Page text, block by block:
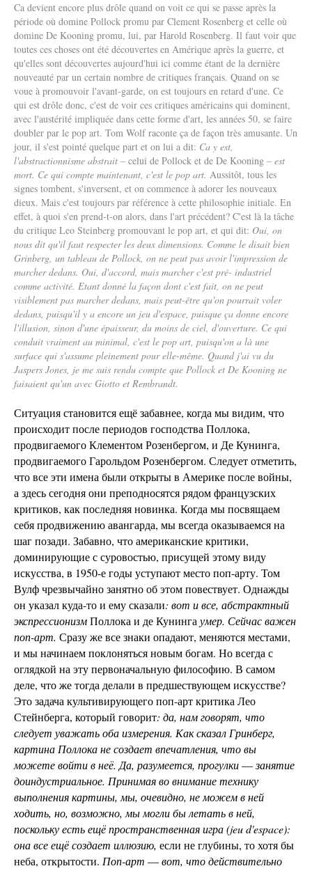
Ca devient encore plus drôle quand on voit ce qui se passe après la
période où domine Pollock promu par Clement Rosenberg et celle où
domine De Kooning promu, lui, par Harold Rosenberg. Il faut voir que
toutes ces choses ont été découvertes en Amérique après la guerre, et
qu'elles sont découvertes aujourd'hui ici comme étant de la dernière
nouveauté par un certain nombre de critiques français. Quand on se
voue à promouvoir l'avant-garde, on est toujours en retard d'une. Ce
qui est drôle donc, c'est de voir ces critiques américains qui dominent,
avec l'austérité impliquée dans cette forme d'art, les années 50, se faire
doubler par le pop art. Tom Wolf raconte ça de façon très amusante. Un
jour, il s'est pointé quelque part et on lui a dit: Ca y est,
l'abstractionnisme abstrait – celui de Pollock et de De Kooning – est
mort. Ce qui compte maintenant, c'est le pop art. Aussitôt, tous les
signes tombent, s'inversent, et on commence à adorer les nouveaux
dieux. Mais c'est toujours par référence à cette philosophie initiale. En
effet, à quoi s'en prend-t-on alors, dans l'art précédent? C'est là la tâche
du critique Leo Steinberg promouvant le pop art, et qui dit: Oui, on
nous dit qu'il faut respecter les deux dimensions. Comme le disait bien
Grinberg, un tableau de Pollock, on ne peut pas avoir l'impression de
marcher dedans. Oui, d'accord, mais marcher c'est pré- industriel
comme activité. Etant donné la façon dont c'est fait, on ne peut
visiblement pas marcher dedans, mais peut-être qu'on pourrait voler
dedans, puisqu'il y a encore un jeu d'espace, puisque ça donne encore
l'illusion, sinon d'une épaisseur, du moins de ciel, d'ouverture. Ce qui
conduit vraiment au minimal, c'est le pop art, puisqu'on a là une
surface qui s'assume pleinement pour elle-même. Quand j'ai vu du
Jaspers Jones, je me suis rendu compte que Pollock et De Kooning ne
faisaient qu'un avec Giotto et Rembrandt.
Ситуация становится ещё забавнее, когда мы видим, что
происходит после периодов господства Поллока,
продвигаемого Клементом Розенбергом, и Де Кунинга,
продвигаемого Гарольдом Розенбергом. Следует отметить,
что все эти имена были открыты в Америке после войны,
а здесь сегодня они преподносятся рядом французских
критиков, как последняя новинка. Когда мы посвящаем
себя продвижению авангарда, мы всегда оказываемся на
шаг позади. Забавно, что американские критики,
доминирующие с суровостью, присущей этому виду
искусства, в 1950-е годы уступают место поп-арту. Том
Вулф чрезвычайно занятно об этом повествует. Однажды
он указал куда-то и ему сказали: вот и все, абстрактный
экспрессионизмПоллока и де Кунинга умер. Сейчас важен
поп-арт. Сразу же все знаки опадают, меняются местами,
и мы начинаем поклоняться новым богам. Но всегда с
оглядкой на эту первоначальную философию. В самом
деле, что же тогда делали в предшествующем искусстве?
Это задача культивирующего поп-арт критика Лео
Стейнберга, который говорит: да, нам говорят, что
следует уважать оба измерения. Как сказал Гринберг,
картина Поллока не создает впечатления, что вы
можете войти в неё. Да, разумеется, прогулки—занятие
доиндустриальное. Принимая во внимание технику
выполнения картины, мы, очевидно, не можем в ней
ходить, но, возможно, мы могли бы летать в ней,
поскольку есть ещё пространственная игра (jeu d'espace):
она все ещё создает иллюзию, если не глубины, то хотя бы
неба, открытости. Поп-арт —вот, что действительно